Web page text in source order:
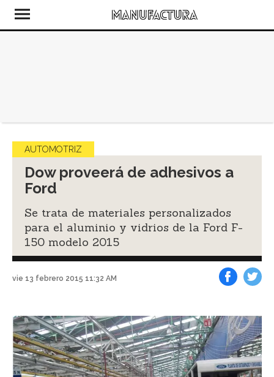
AUTOMOTRIZ
Dow proveerá de adhesivos a
Ford
Se trata de materiales personalizados
para el aluminio y vidrios de la Ford F-
150 modelo 2015
vie 13 febrero 2015 11:32 AM